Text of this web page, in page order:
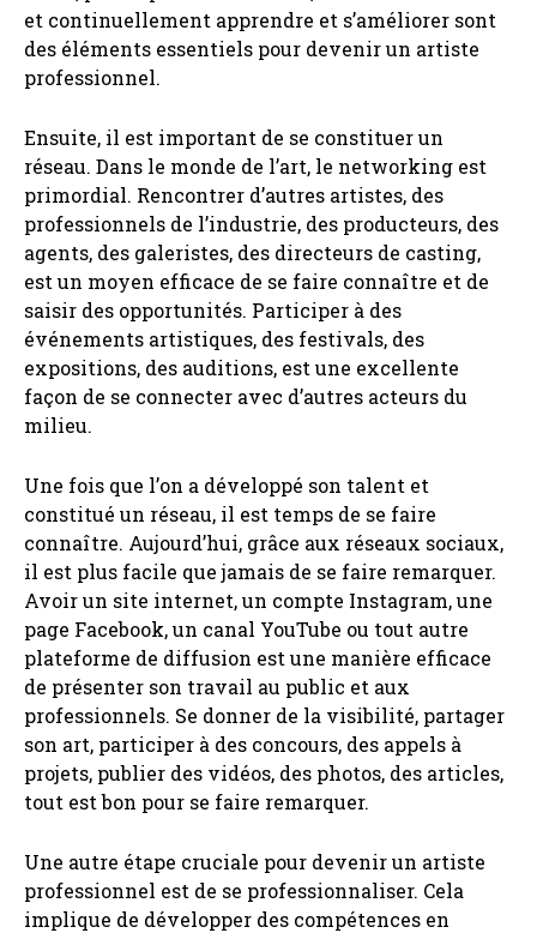
et continuellement apprendre et s’améliorer sont
des éléments essentiels pour devenir un artiste
professionnel.
Ensuite, il est important de se constituer un
réseau. Dans le monde de l’art, le networking est
primordial. Rencontrer d’autres artistes, des
professionnels de l’industrie, des producteurs, des
agents, des galeristes, des directeurs de casting,
est un moyen efficace de se faire connaître et de
saisir des opportunités. Participer à des
événements artistiques, des festivals, des
expositions, des auditions, est une excellente
façon de se connecter avec d’autres acteurs du
milieu.
Une fois que l’on a développé son talent et
constitué un réseau, il est temps de se faire
connaître. Aujourd’hui, grâce aux réseaux sociaux,
il est plus facile que jamais de se faire remarquer.
Avoir un site internet, un compte Instagram, une
page Facebook, un canal YouTube ou tout autre
plateforme de diffusion est une manière efficace
de présenter son travail au public et aux
professionnels. Se donner de la visibilité, partager
son art, participer à des concours, des appels à
projets, publier des vidéos, des photos, des articles,
tout est bon pour se faire remarquer.
Une autre étape cruciale pour devenir un artiste
professionnel est de se professionnaliser. Cela
implique de développer des compétences en